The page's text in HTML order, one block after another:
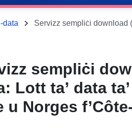
data
sempliċi
Lott ta’ data
u Norges